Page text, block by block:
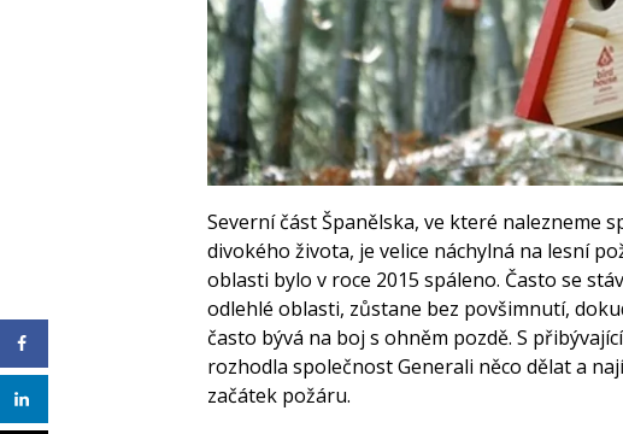
Severní část Španělska, ve které nalezneme
divokého života, je velice náchylná na lesní
oblasti bylo v roce 2015 spáleno. Často se
odlehlé oblasti, zůstane bez povšimnutí,
často bývá na boj s ohněm pozdě. S
rozhodla společnost Generali něco dělat a
začátek požáru.